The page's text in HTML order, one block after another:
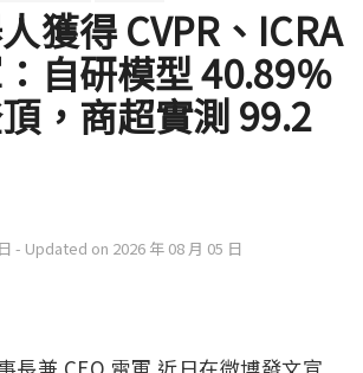
獲得 CVPR、ICRA
自研模型 40.89%
，商超實測 99.2
- Updated on 2026 年 08 月 05 日